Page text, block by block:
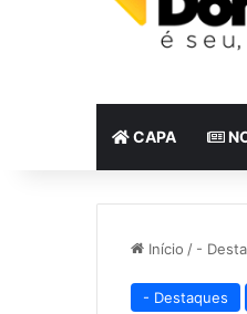
CAPA
Início / -
- Destaques